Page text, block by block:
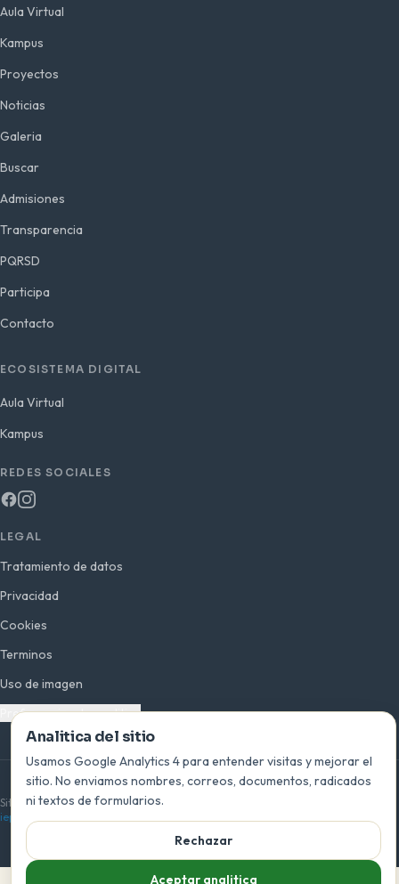
Aula Virtual
Kampus
Proyectos
Noticias
Galeria
Buscar
Admisiones
Transparencia
PQRSD
Participa
Contacto
ECOSISTEMA DIGITAL
Aula Virtual
Kampus
REDES SOCIALES
LEGAL
Tratamiento de datos
Privacidad
Cookies
Terminos
Uso de imagen
Preferencias de analitica
© 2026 INEPLAVI · San Bernardo del Viento, Córdoba · Colombia
Sitio oficial de la Institución Educativa Playas del Viento —
ieplayasdelviento.edu.co
Analitica del sitio
Usamos Google Analytics 4 para entender visitas y mejorar el
sitio. No enviamos nombres, correos, documentos, radicados
ni textos de formularios.
Rechazar
Aceptar analitica